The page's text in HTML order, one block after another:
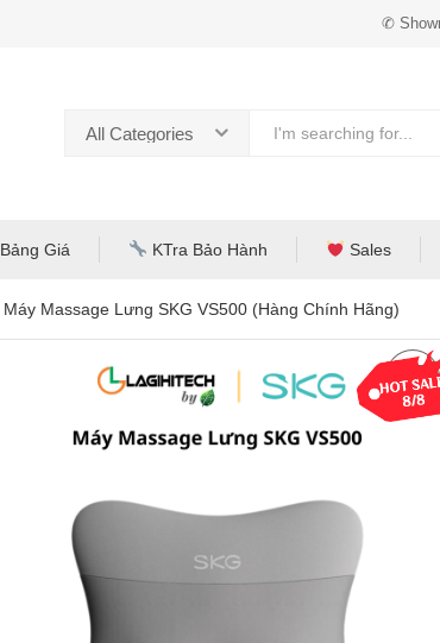
✆
All Categories
Bảng Giá KTra Bảo Hành Sales
Máy Massage Lưng SKG VS500 (Hàng Chính Hãng)